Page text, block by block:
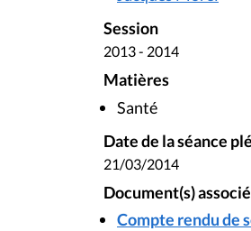
Session
2013 - 2014
Matières
Santé
Date de la séance
21/03/2014
Document(s)
Compte rendu de